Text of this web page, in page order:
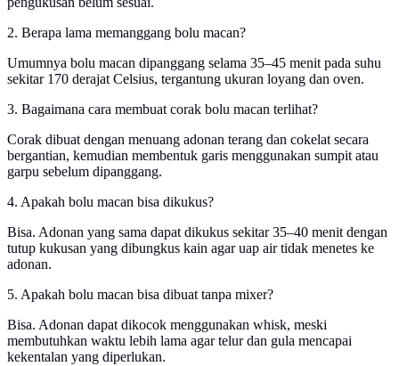
2. Berapa lama memanggang bolu macan?
Umumnya bolu macan dipanggang selama 35–45 menit pada suhu
sekitar 170 derajat Celsius, tergantung ukuran loyang dan oven.
3. Bagaimana cara membuat corak bolu macan terlihat?
Corak dibuat dengan menuang adonan terang dan cokelat secara
bergantian, kemudian membentuk garis menggunakan sumpit atau
garpu sebelum dipanggang.
4. Apakah bolu macan bisa dikukus?
Bisa. Adonan yang sama dapat dikukus sekitar 35–40 menit dengan
tutup kukusan yang dibungkus kain agar uap air tidak menetes ke
adonan.
5. Apakah bolu macan bisa dibuat tanpa mixer?
Bisa. Adonan dapat dikocok menggunakan whisk, meski
membutuhkan waktu lebih lama agar telur dan gula mencapai
kekentalan yang diperlukan.